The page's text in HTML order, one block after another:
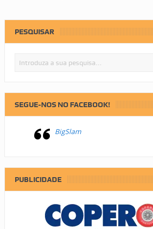
PESQUISAR
SEGUE-NOS NO FACEBOOK!
BigSlam
PUBLICIDADE